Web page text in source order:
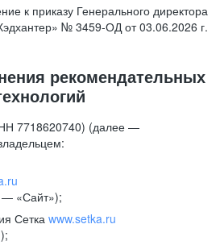
к приказу Генерального директора
№ 3459-ОД от 03.06.2026 г.
рекомендательных
7718620740) (далее —
— «Сайт»);
Сетка www.setka.ru